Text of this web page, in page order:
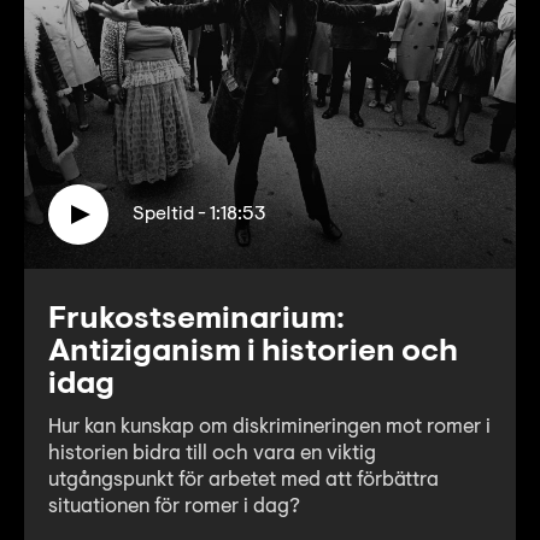
Speltid - 1:18:53
Frukostseminarium:
Antiziganism i historien och
idag
Hur kan kunskap om diskrimineringen mot romer i
historien bidra till och vara en viktig
utgångspunkt för arbetet med att förbättra
situationen för romer i dag?